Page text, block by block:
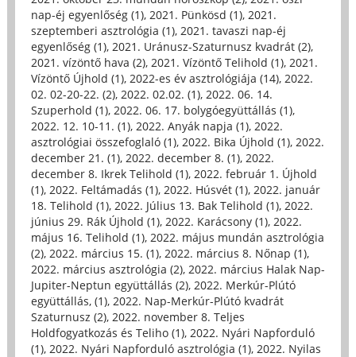
nap-éj egyenlőség (1), 2021. Pünkösd (1), 2021.
szeptemberi asztrológia (1), 2021. tavaszi nap-éj
egyenlőség (1), 2021. Uránusz-Szaturnusz kvadrát (2),
2021. vízöntő hava (2), 2021. Vízöntő Telihold (1), 2021.
Vízöntő Újhold (1), 2022-es év asztrológiája (14), 2022.
02. 02-20-22. (2), 2022. 02.02. (1), 2022. 06. 14.
Szuperhold (1), 2022. 06. 17. bolygóegyüttállás (1),
2022. 12. 10-11. (1), 2022. Anyák napja (1), 2022.
asztrológiai összefoglaló (1), 2022. Bika Újhold (1), 2022.
december 21. (1), 2022. december 8. (1), 2022.
december 8. Ikrek Telihold (1), 2022. február 1. Újhold
(1), 2022. Feltámadás (1), 2022. Húsvét (1), 2022. január
18. Telihold (1), 2022. Július 13. Bak Telihold (1), 2022.
június 29. Rák Újhold (1), 2022. Karácsony (1), 2022.
május 16. Telihold (1), 2022. május mundán asztrológia
(2), 2022. március 15. (1), 2022. március 8. Nőnap (1),
2022. március asztrológia (2), 2022. március Halak Nap-
Jupiter-Neptun együttállás (2), 2022. Merkúr-Plútó
együttállás, (1), 2022. Nap-Merkúr-Plútó kvadrát
Szaturnusz (2), 2022. november 8. Teljes
Holdfogyatkozás és Teliho (1), 2022. Nyári Napforduló
(1), 2022. Nyári Napforduló asztrológia (1), 2022. Nyilas